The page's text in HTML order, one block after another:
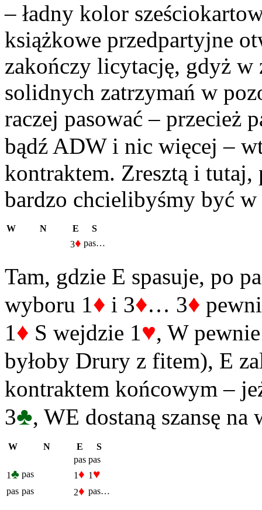
– ładny kolor
książkowe przedpartyjne
zakończy licytację, gdyż
solidnych zatrzymań w
raczej pasować – przecież
bądź ADW i nic więcej –
kontraktem. Zresztą i
bardzo chcielibyśmy być
W N E
S
3♦ pas…
Tam, gdzie E spasuje, po
wyboru 1♦ i 3♦… 3♦
1♦ S wejdzie 1♥, W
byłoby Drury z fitem), E
kontraktem końcowym –
3♣, WE dostaną szansę
W N E
S
pas pas
1♣ pas 1♦ 1 ♥
pas pas 2♦ pas…